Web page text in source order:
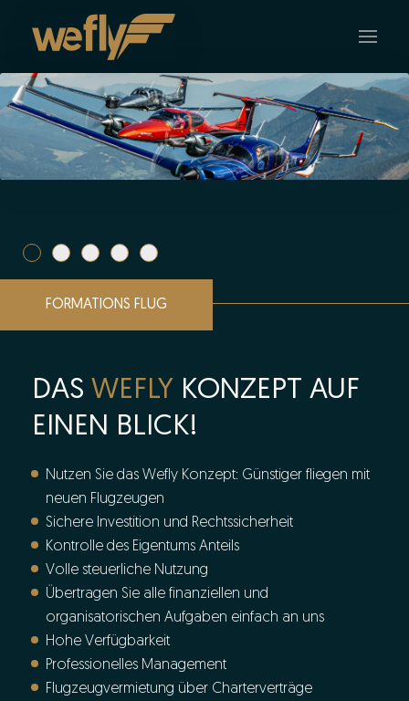
Skip to main content
FORMATIONS FLUG
DAS WEFLY KONZEPT AUF
EINEN BLICK!
Nutzen Sie das Wefly Konzept: Günstiger fliegen mit
neuen Flugzeugen
Sichere Investition und Rechtssicherheit
Kontrolle des Eigentums Anteils
Volle steuerliche Nutzung
Übertragen Sie alle finanziellen und
organisatorischen Aufgaben einfach an uns
Hohe Verfügbarkeit
Professionelles Management
Flugzeugvermietung über Charterverträge